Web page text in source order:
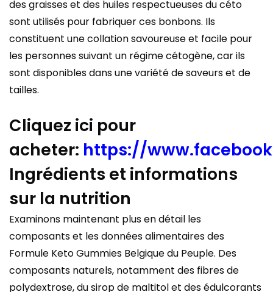
des graisses et des huiles respectueuses du céto
sont utilisés pour fabriquer ces bonbons. Ils
constituent une collation savoureuse et facile pour
les personnes suivant un régime cétogène, car ils
sont disponibles dans une variété de saveurs et de
tailles.
Cliquez ici pour
acheter: https://
Ingrédients et informations
sur la nutrition
Examinons maintenant plus en détail les
composants et les données alimentaires des
Formule Keto Gummies Belgique du Peuple. Des
composants naturels, notamment des fibres de
polydextrose, du sirop de maltitol et des édulcorants